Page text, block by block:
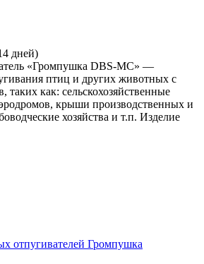
дней)
«Громпушка DBS-MC» —
птиц и других животных с
таких как: сельскохозяйственные
крыши производственных и
хозяйства и т.п. Изделие
отпугивателей Громпушка